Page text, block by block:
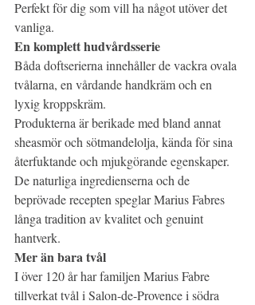
Perfekt för dig som vill ha något utöver det
vanliga.
En komplett hudvårdsserie
Båda doftserierna innehåller de vackra ovala
tvålarna, en vårdande handkräm och en
lyxig kroppskräm.
Produkterna är berikade med bland annat
sheasmör och sötmandelolja, kända för sina
återfuktande och mjukgörande egenskaper.
De naturliga ingredienserna och de
beprövade recepten speglar Marius Fabres
långa tradition av kvalitet och genuint
hantverk.
Mer än bara tvål
I över 120 år har familjen Marius Fabre
tillverkat tvål i Salon-de-Provence i södra